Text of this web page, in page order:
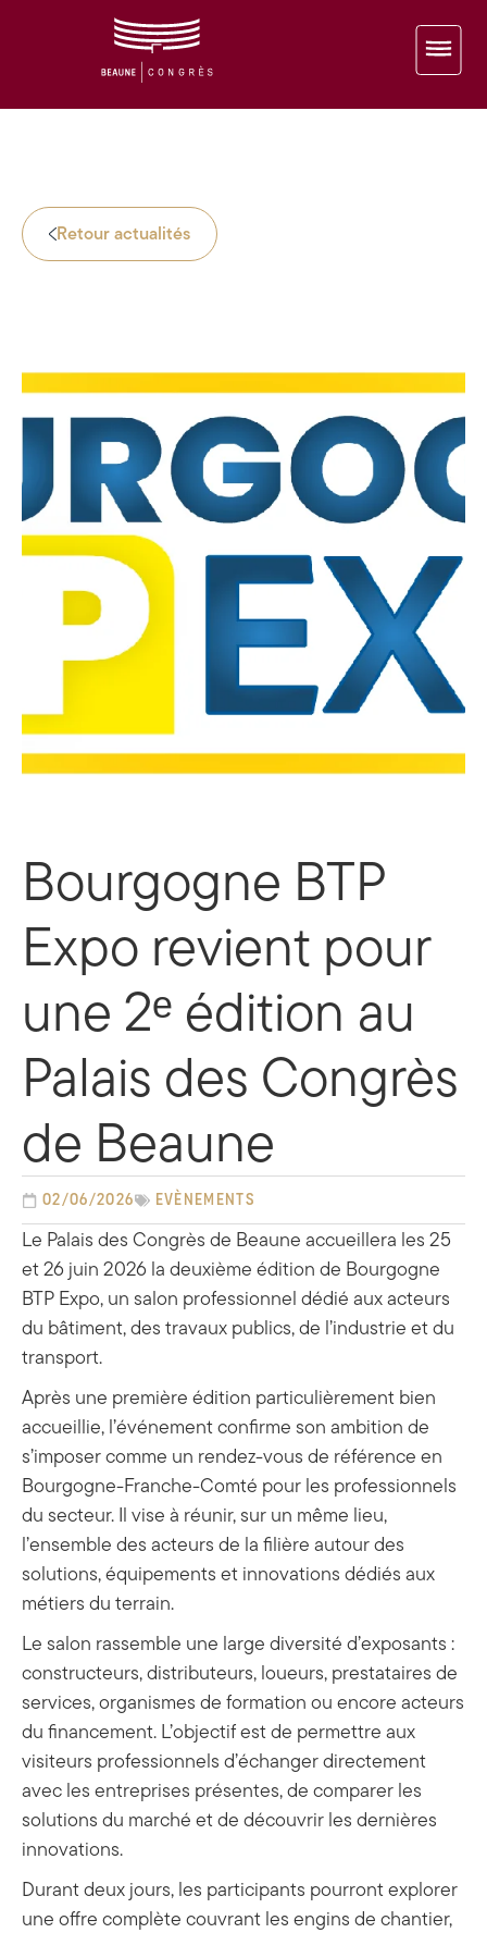
Retour actualités
Bourgogne BTP
Expo revient pour
une 2ᵉ édition au
Palais des Congrès
de Beaune
02/06/2026 Evènements
Le Palais des Congrès de Beaune accueillera les 25
et 26 juin 2026 la deuxième édition de Bourgogne
BTP Expo, un salon professionnel dédié aux acteurs
du bâtiment, des travaux publics, de l’industrie et du
transport.
Après une première édition particulièrement bien
accueillie, l’événement confirme son ambition de
s’imposer comme un rendez-vous de référence en
Bourgogne-Franche-Comté pour les professionnels
du secteur. Il vise à réunir, sur un même lieu,
l’ensemble des acteurs de la filière autour des
solutions, équipements et innovations dédiés aux
métiers du terrain.
Le salon rassemble une large diversité d’exposants :
constructeurs, distributeurs, loueurs, prestataires de
services, organismes de formation ou encore acteurs
du financement. L’objectif est de permettre aux
visiteurs professionnels d’échanger directement
avec les entreprises présentes, de comparer les
solutions du marché et de découvrir les dernières
innovations.
Durant deux jours, les participants pourront explorer
une offre complète couvrant les engins de chantier,